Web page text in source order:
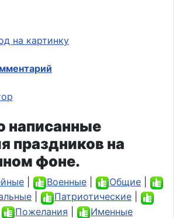
на картинку
написанные
праздников на
фоне.
Военные Общие
Патриотические
Пожелания
Именные